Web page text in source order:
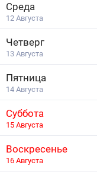
Среда
12 Августа
Четверг
13 Августа
Пятница
14 Августа
Суббота
15 Августа
Воскресенье
16 Августа